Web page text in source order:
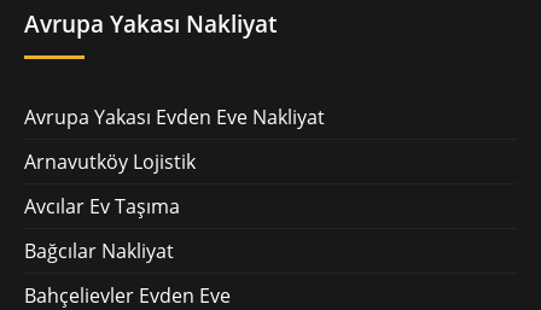
Avrupa Yakası Nakliyat
Avrupa Yakası Evden Eve Nakliyat
Arnavutköy Lojistik
Avcılar Ev Taşıma
Bağcılar Nakliyat
Bahçelievler Evden Eve